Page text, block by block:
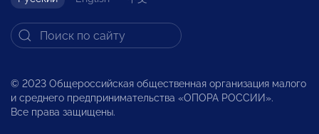
© 2023 Общероссийская общественная организация малого
и среднего предпринимательства «ОПОРА РОССИИ».
Все права защищены.